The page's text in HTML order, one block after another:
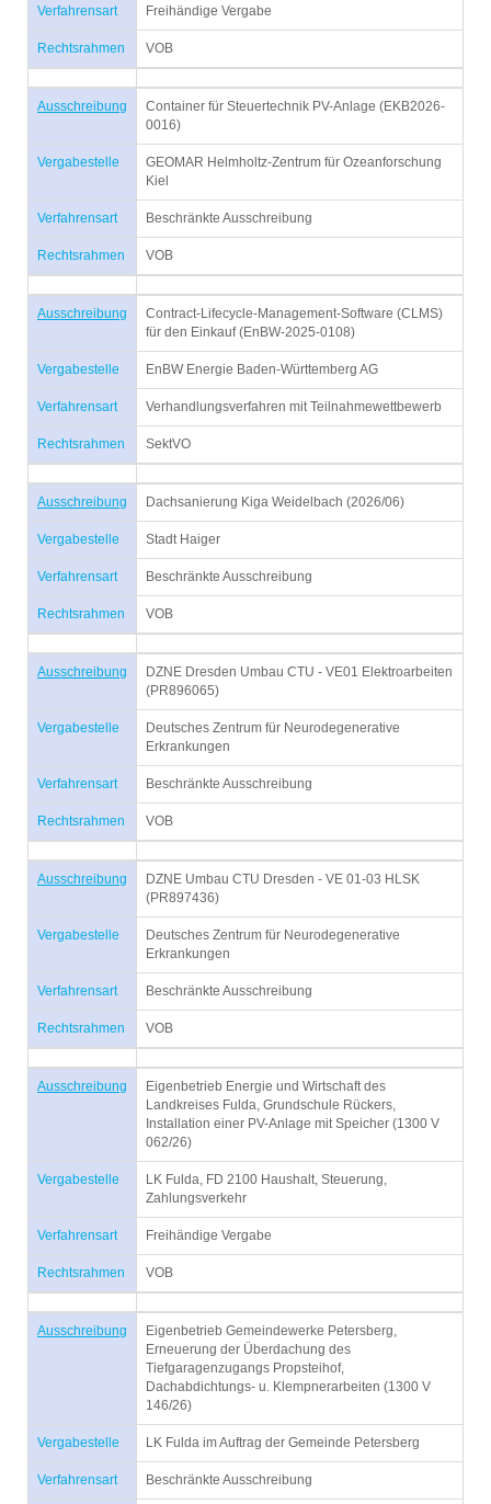
Verfahrensart Freihändige Vergabe
Rechtsrahmen VOB
Ausschreibung
Container für Steuertechnik PV-Anlage (EKB2026-
0016)
Vergabestelle
GEOMAR Helmholtz-Zentrum für Ozeanforschung
Kiel
Verfahrensart Beschränkte Ausschreibung
Rechtsrahmen VOB
Ausschreibung
Contract-Lifecycle-Management-Software (CLMS)
für den Einkauf (EnBW-2025-0108)
Vergabestelle EnBW Energie Baden-Württemberg AG
Verfahrensart Verhandlungsverfahren mit Teilnahmewettbewerb
Rechtsrahmen SektVO
Ausschreibung Dachsanierung Kiga Weidelbach (2026/06)
Vergabestelle Stadt Haiger
Verfahrensart Beschränkte Ausschreibung
Rechtsrahmen VOB
Ausschreibung
DZNE Dresden Umbau CTU - VE01 Elektroarbeiten
(PR896065)
Vergabestelle
Deutsches Zentrum für Neurodegenerative
Erkrankungen
Verfahrensart Beschränkte Ausschreibung
Rechtsrahmen VOB
Ausschreibung
DZNE Umbau CTU Dresden - VE 01-03 HLSK
(PR897436)
Vergabestelle
Deutsches Zentrum für Neurodegenerative
Erkrankungen
Verfahrensart Beschränkte Ausschreibung
Rechtsrahmen VOB
Ausschreibung
Eigenbetrieb Energie und Wirtschaft des
Landkreises Fulda, Grundschule Rückers,
Installation einer PV-Anlage mit Speicher (1300 V
062/26)
Vergabestelle
LK Fulda, FD 2100 Haushalt, Steuerung,
Zahlungsverkehr
Verfahrensart Freihändige Vergabe
Rechtsrahmen VOB
Ausschreibung
Eigenbetrieb Gemeindewerke Petersberg,
Erneuerung der Überdachung des
Tiefgaragenzugangs Propsteihof,
Dachabdichtungs- u. Klempnerarbeiten (1300 V
146/26)
Vergabestelle LK Fulda im Auftrag der Gemeinde Petersberg
Verfahrensart Beschränkte Ausschreibung